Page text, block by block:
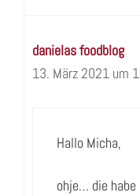
danielas foodblog
13. März 2021 um
Hallo Micha,
ohje… die